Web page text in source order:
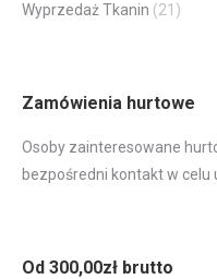
Wyprzedaż Tkanin (21)
Zamówienia hurtowe
Osoby zainteresowane
bezpośredni kontakt w
Od 300,00zł brutto